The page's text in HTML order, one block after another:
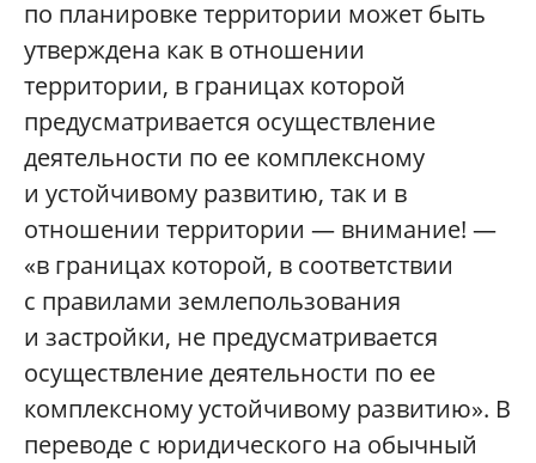
по планировке территории может быть
утверждена как в отношении
территории, в границах которой
предусматривается осуществление
деятельности по ее комплексному
и устойчивому развитию, так и в
отношении территории — внимание! —
«в границах которой, в соответствии
с правилами землепользования
и застройки, не предусматривается
осуществление деятельности по ее
комплексному устойчивому развитию». В
переводе с юридического на обычный